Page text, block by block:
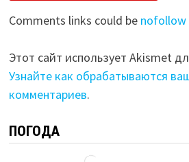
Comments links could be nofollow
Этот сайт использует Akismet
Узнайте как обрабатываются
комментариев.
ПОГОДА